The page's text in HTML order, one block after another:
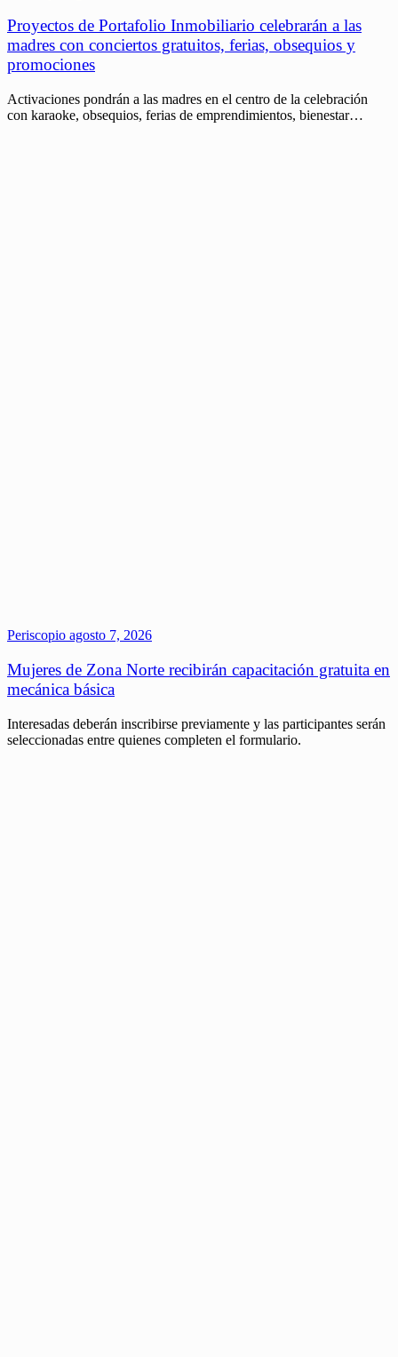
Proyectos de Portafolio Inmobiliario celebrarán a las
madres con conciertos gratuitos, ferias, obsequios y
promociones
Activaciones pondrán a las madres en el centro de la celebración
con karaoke, obsequios, ferias de emprendimientos, bienestar…
Periscopio agosto 7, 2026
Mujeres de Zona Norte recibirán capacitación gratuita en
mecánica básica
Interesadas deberán inscribirse previamente y las participantes serán
seleccionadas entre quienes completen el formulario.